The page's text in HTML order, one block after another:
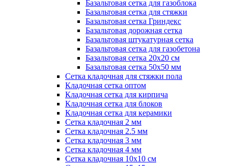
Базальтовая сетка для газоблока
Базальтовая сетка для стяжки
Базальтовая сетка Гриндекс
Базальтовая дорожная сетка
Базальтовая штукатурная сетка
Базальтовая сетка для газобетона
Базальтовая сетка 20x20 см
Базальтовая сетка 50x50 мм
Сетка кладочная для стяжки пола
Кладочная сетка оптом
Кладочная сетка для кирпича
Кладочная сетка для блоков
Кладочная сетка для керамики
Сетка кладочная 2 мм
Сетка кладочная 2.5 мм
Сетка кладочная 3 мм
Сетка кладочная 4 мм
Сетка кладочная 10x10 см